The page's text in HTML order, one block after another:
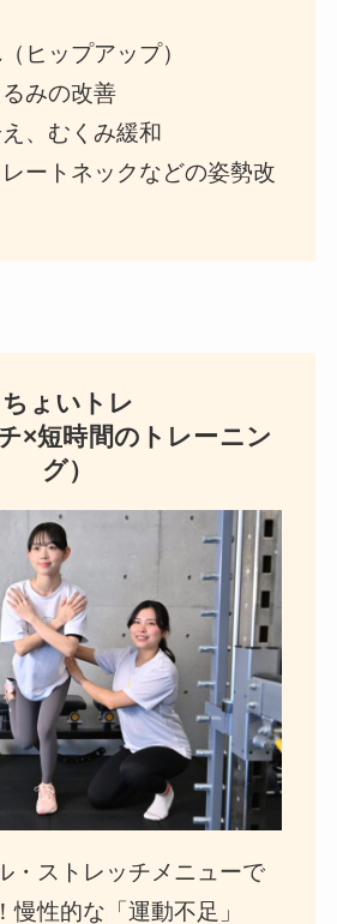
ヒップアップ）
みの改善
、むくみ緩和
ートネックなどの姿勢改
ちょいトレ
×短時間のトレーニン
グ）
・ストレッチメニューで
慢性的な「運動不足」